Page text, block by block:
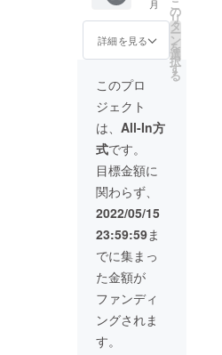
せん）
・直射
日光、
け、常
存して
くださ
31日の
期間内
で1日ご
い。 ※
ドファ
ンディ
ング終
了後に
お送り
する
メール
にて、
撮影場
所等ご
相談さ
せてい
ただき
ます。
※撮影し
してお
届けし
ます。
●鈴木
スト
カード
5枚セッ
ト カメ
ラマン
鈴木省
一が撮
る石
巻、浜
の写真
をポス
トカー
ドにし
てお届
けしま
す。
（ポス
トカー
月
詳細を見る
こ
の
リ
タ
ー
ン
を
選
択
す
る
このプロ
ジェクト
は、 All-In方
式です。
目標金額に
関わらず、
2022/05/15
23:59:59ま
でに集まっ
た金額が
ファンディ
ングされま
す。